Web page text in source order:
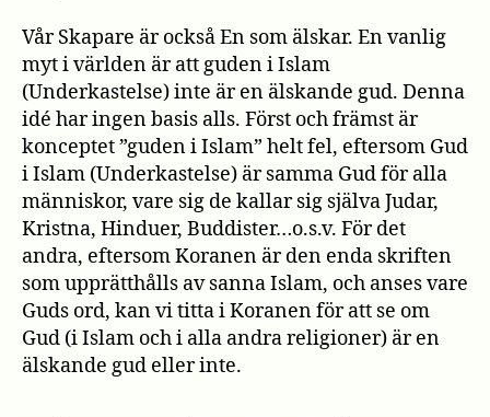
Vår Skapare är också En som älskar. En vanlig
myt i världen är att guden i Islam
(Underkastelse) inte är en älskande gud. Denna
idé har ingen basis alls. Först och främst är
konceptet ”guden i Islam” helt fel, eftersom Gud
i Islam (Underkastelse) är samma Gud för alla
människor, vare sig de kallar sig själva Judar,
Kristna, Hinduer, Buddister…o.s.v. För det
andra, eftersom Koranen är den enda skriften
som upprätthålls av sanna Islam, och anses vare
Guds ord, kan vi titta i Koranen för att se om
Gud (i Islam och i alla andra religioner) är en
älskande gud eller inte.